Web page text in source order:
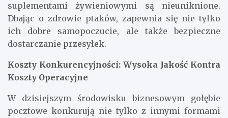
suplementami żywieniowymi są nieuniknione.
Dbając o zdrowie ptaków, zapewnia się nie tylko
ich dobre samopoczucie, ale także bezpieczne
dostarczanie przesyłek.
Koszty Konkurencyjności: Wysoka Jakość Kontra
Koszty Operacyjne
W dzisiejszym środowisku biznesowym gołębie
pocztowe konkurują nie tylko z innymi formami